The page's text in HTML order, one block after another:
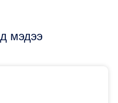
мэдээ